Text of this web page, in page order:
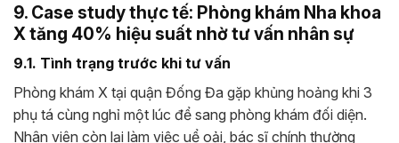
9. Case study thực tế: Phòng khám Nha khoa
X tăng 40% hiệu suất nhờ tư vấn nhân sự
9.1. Tình trạng trước khi tư vấn
Phòng khám X tại quận Đống Đa gặp khủng hoảng khi 3
phụ tá cùng nghỉ một lúc để sang phòng khám đối diện.
Nhân viên còn lại làm việc uể oải, bác sĩ chính thường